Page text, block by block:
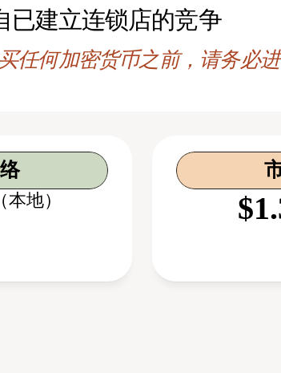
已建立连锁店的竞争
任何加密货币之前，请务必进
地）